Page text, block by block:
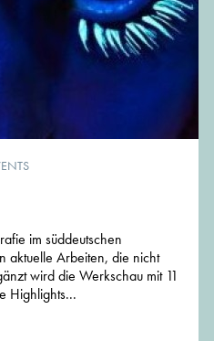
im süddeutschen
aktuelle Arbeiten, die nicht
wird die Werkschau mit 11
Highlights...